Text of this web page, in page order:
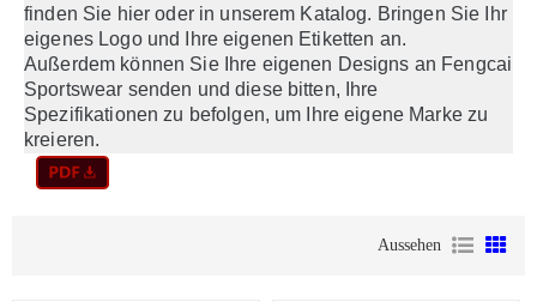
finden Sie hier oder in unserem Katalog. Bringen Sie Ihr
eigenes Logo und Ihre eigenen Etiketten an.
Außerdem können Sie Ihre eigenen Designs an Fengcai
Sportswear senden und diese bitten, Ihre
Spezifikationen zu befolgen, um Ihre eigene Marke zu
kreieren.
Aussehen